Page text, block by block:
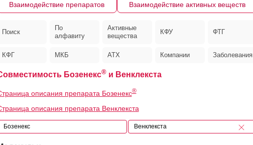
Взаимодействие препаратов Взаимодействие активных веществ
Поиск
По
алфавиту
Активные
вещества
КФУ ФТГ
КФГ МКБ АТХ Компании Заболевания
Бозенекс®и Венклекста
описания препарата Бозенекс®
описания препарата Венклекста